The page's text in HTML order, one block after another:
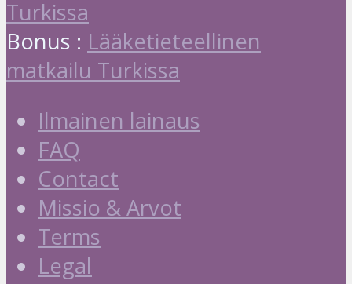
Turkissa
Bonus : Lääketieteellinen
matkailu Turkissa
Ilmainen lainaus
FAQ
Contact
Missio & Arvot
Terms
Legal